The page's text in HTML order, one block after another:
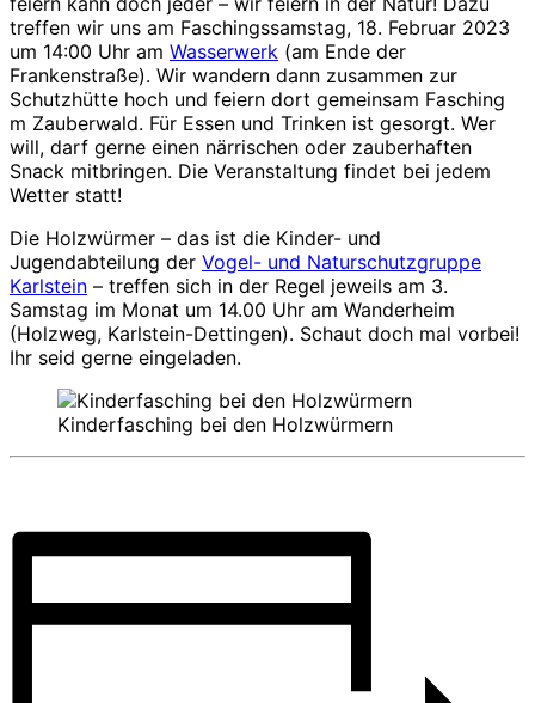
treffen wir uns am Faschingssamstag, 18. Februar 2023
um 14:00 Uhr am Wasserwerk (am Ende der
Frankenstraße). Wir wandern dann zusammen zur
Schutzhütte hoch und feiern dort gemeinsam Fasching
m Zauberwald. Für Essen und Trinken ist gesorgt. Wer
will, darf gerne einen närrischen oder zauberhaften
Snack mitbringen. Die Veranstaltung findet bei jedem
Wetter statt!
Die Holzwürmer – das ist die Kinder- und
Jugendabteilung der Vogel- und Naturschutzgruppe
Karlstein – treffen sich in der Regel jeweils am 3.
Samstag im Monat um 14.00 Uhr am Wanderheim
(Holzweg, Karlstein-Dettingen). Schaut doch mal vorbei!
Ihr seid gerne eingeladen.
Kinderfasching bei den Holzwürmern